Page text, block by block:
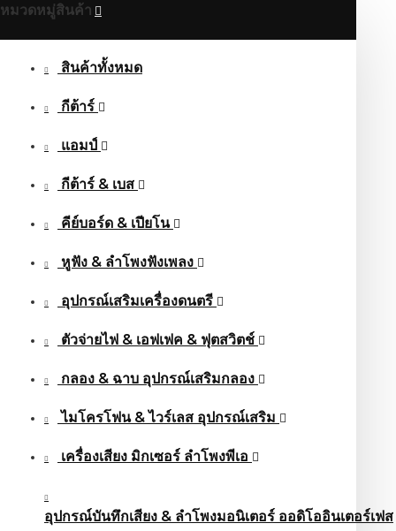
หมวดหมู่สินค้า
สินค้าทั้งหมด
กีต้าร์
แอมป์
กีต้าร์ & เบส
คีย์บอร์ด & เปียโน
หูฟัง & ลําโพงฟังเพลง
อุปกรณ์เสริมเครื่องดนตรี
ตัวจ่ายไฟ & เอฟเฟค & ฟุตสวิตช์
กลอง & ฉาบ อุปกรณ์เสริมกลอง
ไมโครโฟน & ไวร์เลส อุปกรณ์เสริม
เครื่องเสียง มิกเซอร์ ลำโพงพีเอ
อุปกรณ์บันทึกเสียง & ลำโพงมอนิเตอร์ ออดิโออินเตอร์เฟส